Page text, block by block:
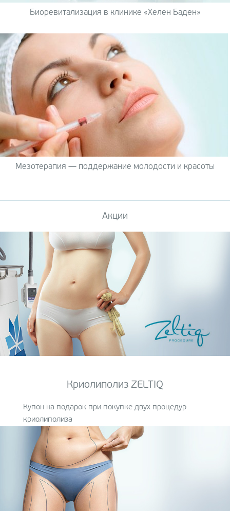
Биоревитализация в клинике «Хелен Баден»
Мезотерапия — поддержание молодости и красоты
Акции
Криолиполиз ZELTIQ
Купон на подарок при покупке двух процедур
криолиполиза